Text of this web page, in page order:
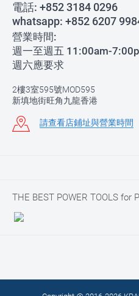
電話: +852 3184 0296
whatsapp: +852 6207
營業時間:
週一至週五 11:00am-
週六應要求
2樓3室595號MOD595
新填地街旺角九龍香港
請查看店鋪址與營業時間
THE BEST POWER TOOLS for